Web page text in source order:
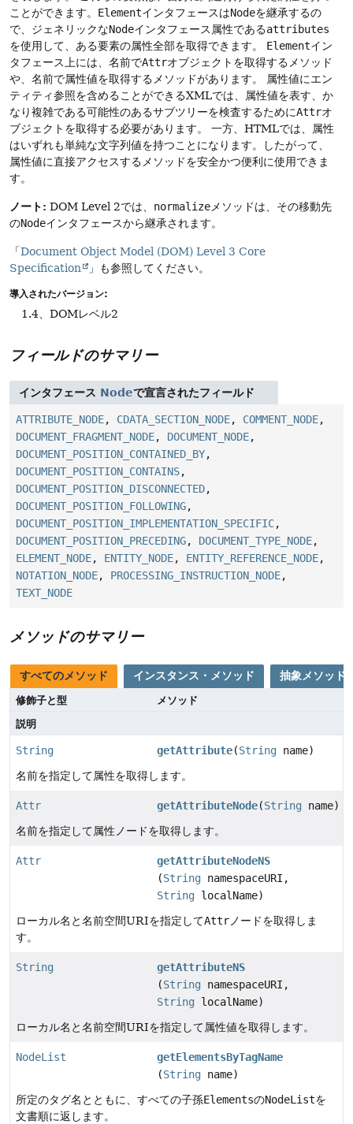
ことができます。 ElementインタフェースはNodeを継承するの
で、ジェネリックなNodeインタフェース属性であるattributes
を使用して、ある要素の属性全部を取得できます。
Elementイン
タフェース上には、名前でAttrオブジェクトを取得するメソッド
や、名前で属性値を取得するメソッドがあります。
属性値にエン
ティティ参照を含めることができるXMLでは、属性値を表す、か
なり複雑である可能性のあるサブツリーを検査するためにAttrオ
ブジェクトを取得する必要があります。
一方、HTMLでは、属性
はいずれも単純な文字列値を持つことになります。したがって、
属性値に直接アクセスするメソッドを安全かつ便利に使用できま
す。
ノート: DOM Level 2では、 normalizeメソッドは、その移動先
のNodeインタフェースから継承されます。
「Document Object Model (DOM) Level 3 Core
Specification
」も参照してください。
導入されたバージョン:
1.4、DOMレベル2
フィールドのサマリー
インタフェース Nodeで宣言されたフィールド
ATTRIBUTE_NODE, CDATA_SECTION_NODE, COMMENT_NODE,
DOCUMENT_FRAGMENT_NODE, DOCUMENT_NODE,
DOCUMENT_POSITION_CONTAINED_BY,
DOCUMENT_POSITION_CONTAINS,
DOCUMENT_POSITION_DISCONNECTED,
DOCUMENT_POSITION_FOLLOWING,
DOCUMENT_POSITION_IMPLEMENTATION_SPECIFIC,
DOCUMENT_POSITION_PRECEDING, DOCUMENT_TYPE_NODE,
ELEMENT_NODE, ENTITY_NODE, ENTITY_REFERENCE_NODE,
NOTATION_NODE, PROCESSING_INSTRUCTION_NODE,
TEXT_NODE
メソッドのサマリー
すべてのメソッド インスタンス・メソッド 抽象メソッド
修飾子と型
メソッド
説明
String getAttribute(String name)
名前を指定して属性を取得します。
Attr getAttributeNode(String name)
名前を指定して属性ノードを取得します。
Attr
getAttributeNodeNS
(String namespaceURI,
String localName)
ローカル名と名前空間URIを指定してAttrノードを取得しま
す。
String
getAttributeNS
(String namespaceURI,
String localName)
ローカル名と名前空間URIを指定して属性値を取得します。
NodeList
getElementsByTagName
(String name)
所定のタグ名とともに、すべての子孫ElementsのNodeListを
文書順に返します。